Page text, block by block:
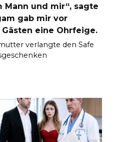
Mann und mir“, sagte
gab mir vor
eine Ohrfeige.
verlangte den Safe